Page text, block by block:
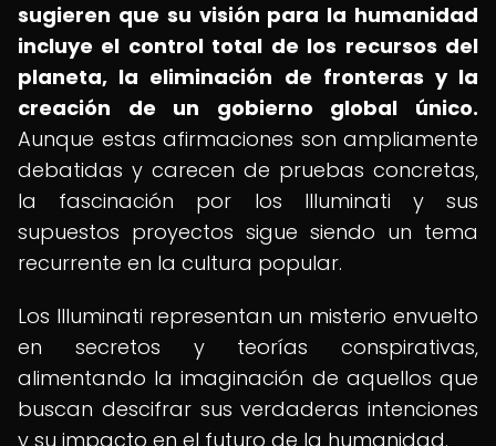
sugieren que su visión para la humanidad
incluye el control total de los recursos del
planeta, la eliminación de fronteras y la
creación de un gobierno global único.
Aunque estas afirmaciones son ampliamente
debatidas y carecen de pruebas concretas,
la fascinación por los Illuminati y sus
supuestos proyectos sigue siendo un tema
recurrente en la cultura popular.
Los Illuminati representan un misterio envuelto
en secretos y teorías conspirativas,
alimentando la imaginación de aquellos que
buscan descifrar sus verdaderas intenciones
y su impacto en el futuro de la humanidad.